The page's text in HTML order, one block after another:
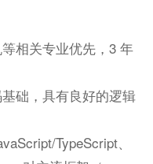
相关专业优先，3 年
础，具有良好的逻辑
TypeScript、